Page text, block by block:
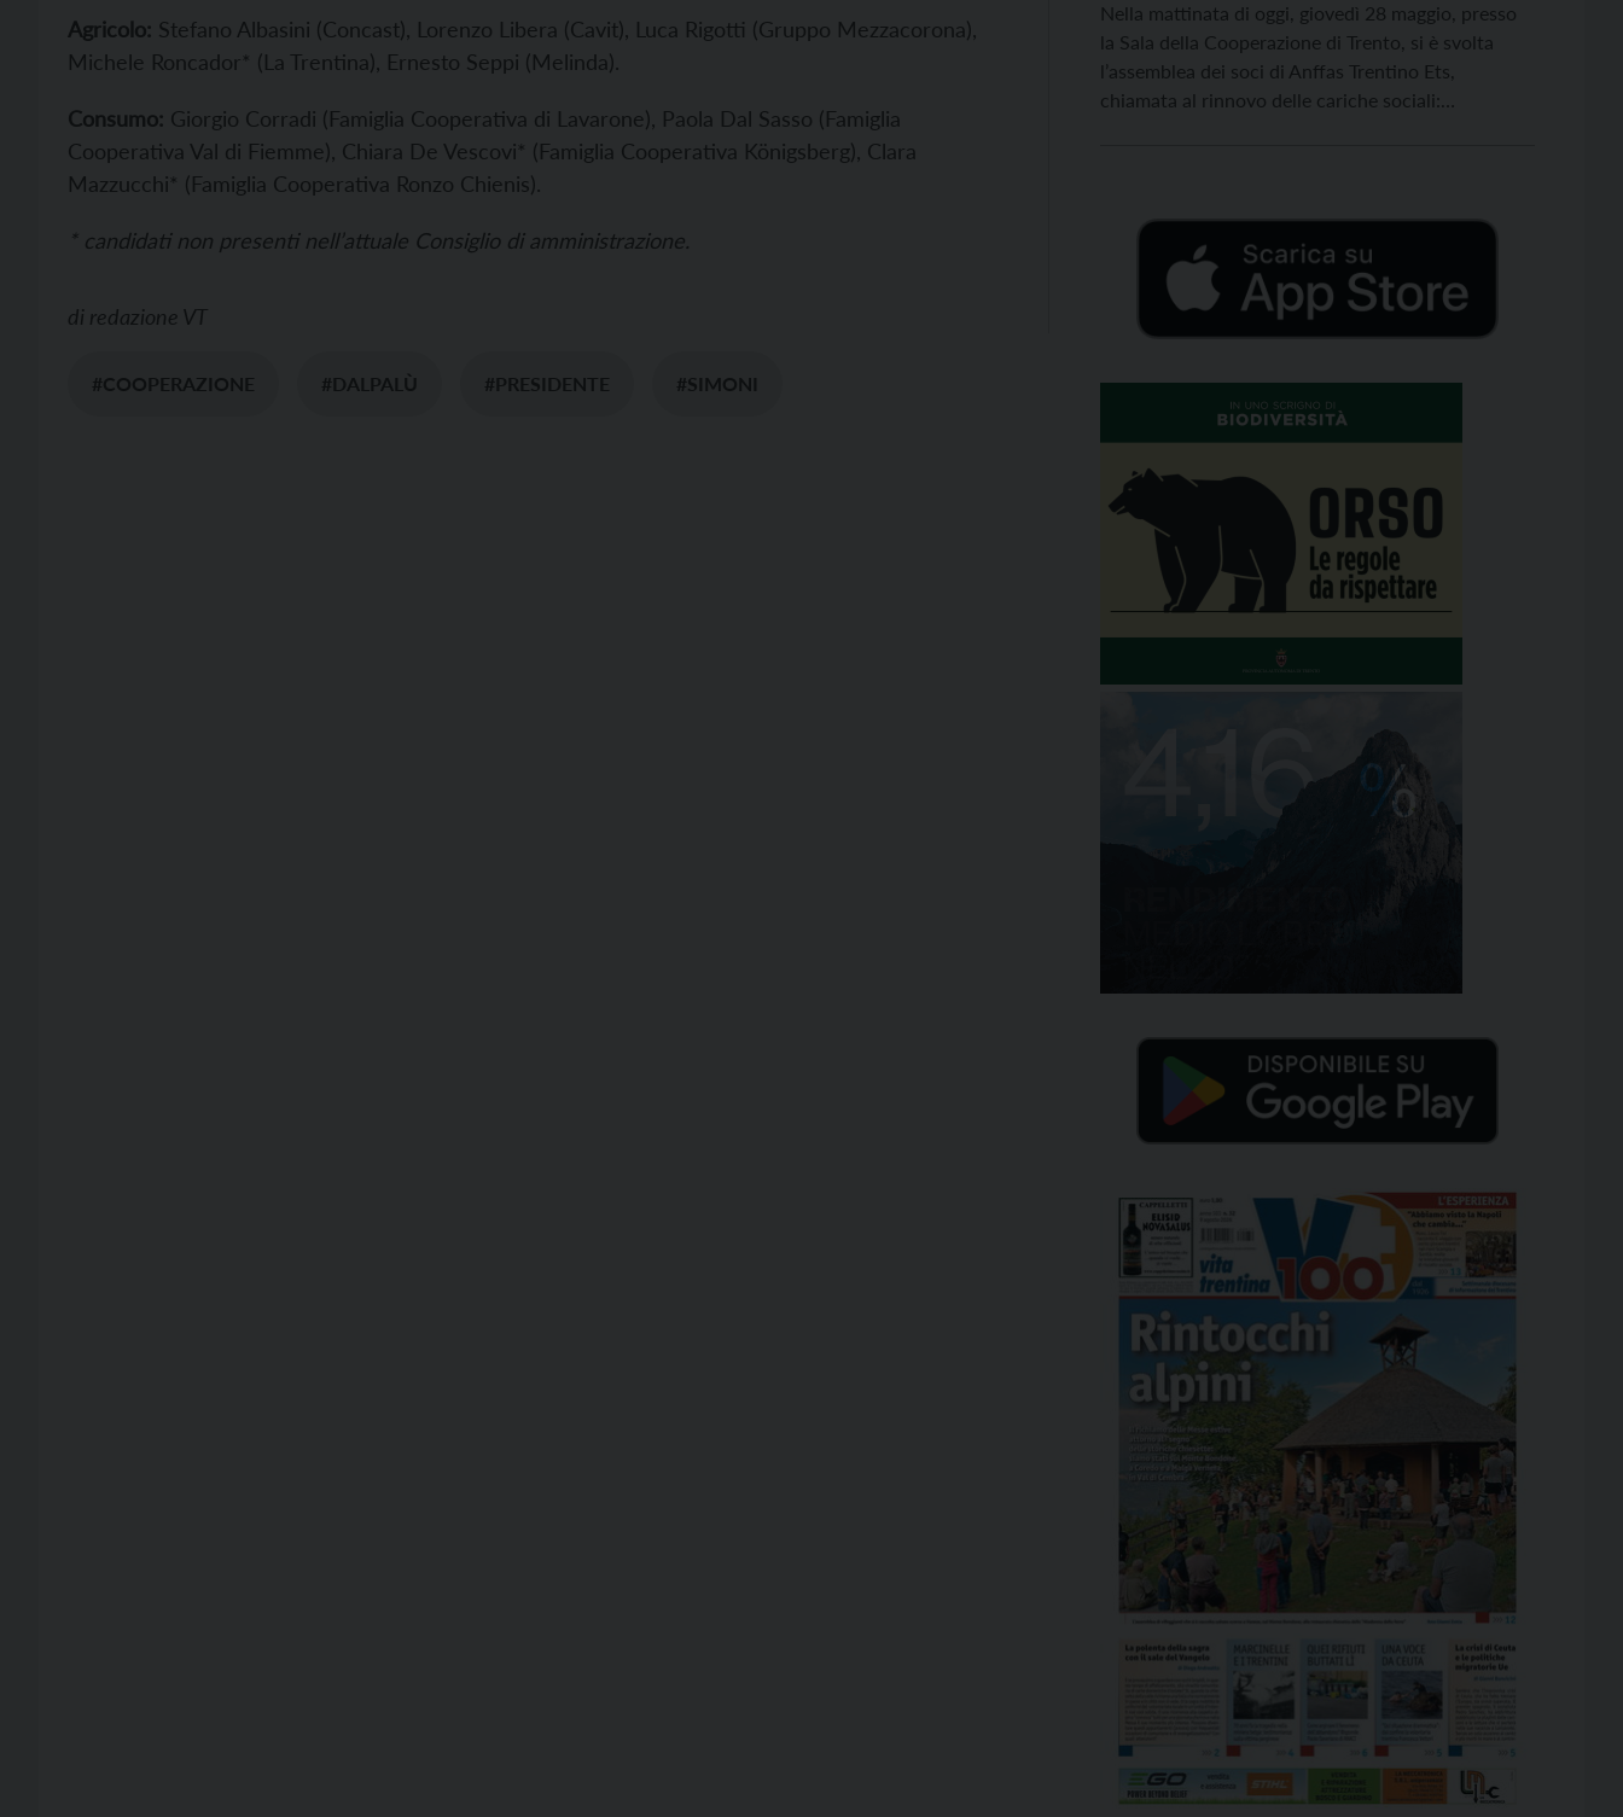
Agricolo: Stefano Albasini (Concast), Lorenzo Libera (Cavit), Luca Rigotti (Gruppo Mezzacorona),
Michele Roncador* (La Trentina), Ernesto Seppi (Melinda).
Consumo: Giorgio Corradi (Famiglia Cooperativa di Lavarone), Paola Dal Sasso (Famiglia
Cooperativa Val di Fiemme), Chiara De Vescovi* (Famiglia Cooperativa Königsberg), Clara
Mazzucchi* (Famiglia Cooperativa Ronzo Chienis).
* candidati non presenti nell’attuale Consiglio di amministrazione.
di redazione VT
#COOPERAZIONE #DALPALÙ #PRESIDENTE #SIMONI
Nella mattinata di oggi, giovedì 28 maggio, presso
la Sala della Cooperazione di Trento, si è svolta
l’assemblea dei soci di Anffas Trentino Ets,
chiamata al rinnovo delle cariche sociali:
dell’associazione. Per la prima volta […]